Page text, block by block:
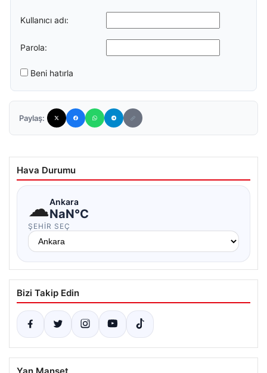
Kullanıcı adı:
Parola:
Beni hatırla
Paylaş:
Hava Durumu
☁Ankara
NaN°C
ŞEHIR SEÇ
Bizi Takip Edin